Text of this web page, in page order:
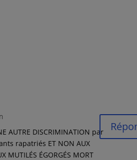
AUTRE DISCRIMINATION par
rapatriés ET NON AUX
MUTILÉS ÉGORGÉS MORT